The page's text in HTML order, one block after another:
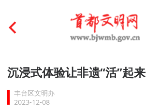
首页
文明创建
沉浸式体验让非遗“活”起来
丰台区文明办
2023-12-08